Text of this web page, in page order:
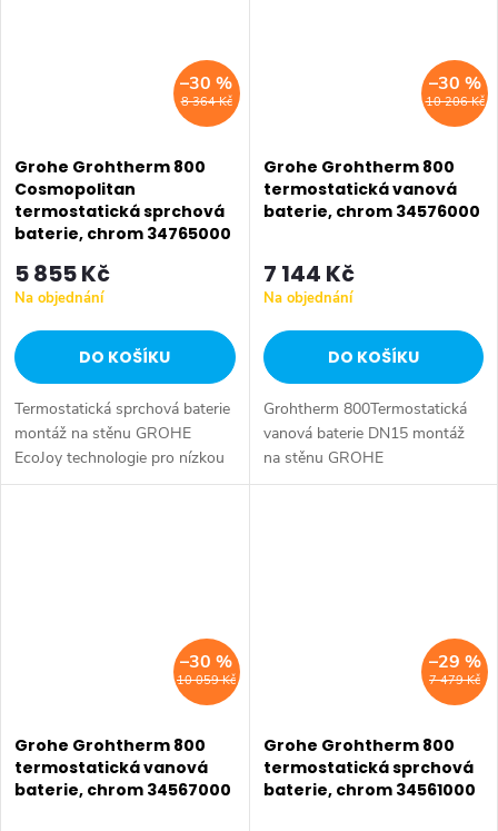
8 364 Kč
–30 %
Grohe Grohtherm 800
Cosmopolitan
termostatická sprchová
baterie, chrom 34765000
5 855 Kč
Na objednání
DO KOŠÍKU
Termostatická sprchová baterie
montáž na stěnu GROHE
EcoJoy technologie pro nízkou
spotřebu vody a perfektní
10 206 Kč
–30 %
Grohe Grohtherm 800
termostatická vanová
baterie, chrom 34576000
7 144 Kč
Na objednání
DO KOŠÍKU
Grohtherm 800Termostatická
vanová baterie DN15 montáž
na stěnu GROHE
StarLight® chromový povrch
10 059 Kč
–30 %
Grohe Grohtherm 800
termostatická vanová
baterie, chrom 34567000
7 479 Kč
–29 %
Grohe Grohtherm 800
termostatická sprchová
baterie, chrom 34561000